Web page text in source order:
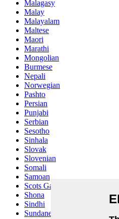
Malagasy
Malay
Malayalam
Maltese
Maori
Marathi
Mongolian
Burmese
Nepali
Norwegian
Pashto
Persian
Punjabi
Serbian
Sesotho
Sinhala
Slovak
Slovenian
Somali
Samoan
Scots Gaelic
Shona
Sindhi
Sundanese